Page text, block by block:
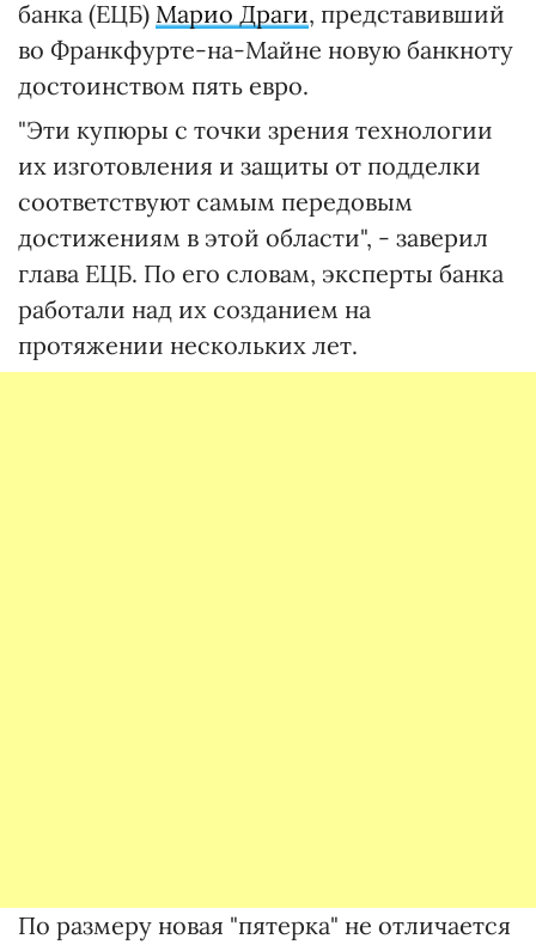
банка (ЕЦБ) Марио Драги, представивший
во Франкфурте-на-Майне новую банкноту
достоинством пять евро.
"Эти купюры с точки зрения технологии
их изготовления и защиты от подделки
соответствуют самым передовым
достижениям в этой области", - заверил
глава ЕЦБ. По его словам, эксперты банка
работали над их созданием на
протяжении нескольких лет.
По размеру новая "пятерка" не отличается